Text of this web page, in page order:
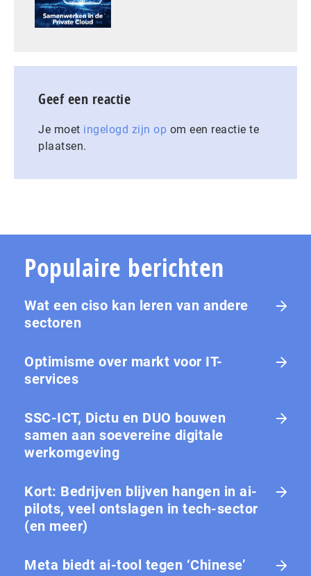
Geef een reactie
Je moet ingelogd zijn op om een reactie te
plaatsen.
Populaire berichten
Wat een ciso kan leren van andere
sectoren
Optimisme over markt voor IT-
services
SSC-ICT, Dictu en DUO bouwen
samen aan soevereine digitale
werkomgeving
Kort: Bedrijven blijven hangen in ai-
pilots, veel ontslagen in tech-sector
(en meer)
Meta biedt ai-tool tegen ‘Chinese’